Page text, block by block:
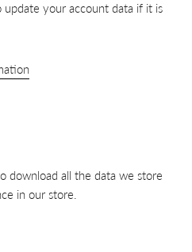
update your account data if it is
download all the data we store
in our store.